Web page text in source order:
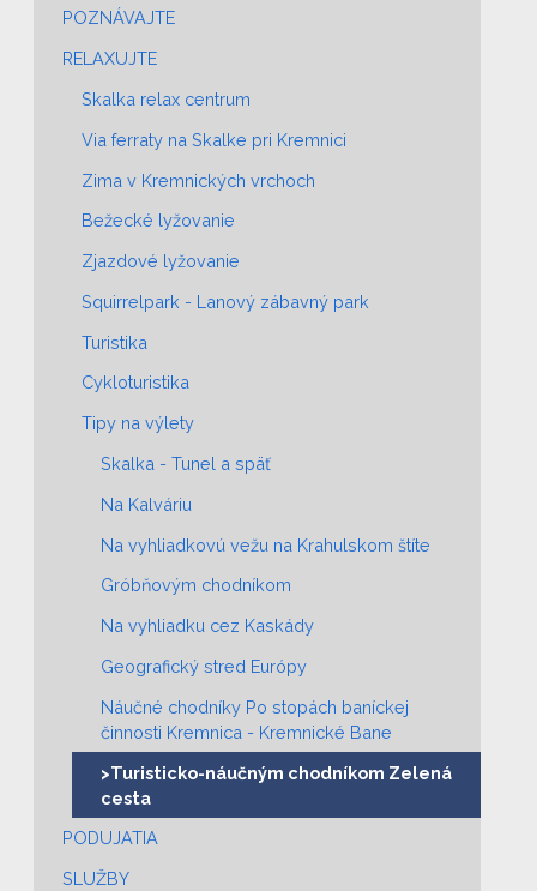
POZNÁVAJTE
RELAXUJTE
Skalka relax centrum
Via ferraty na Skalke pri Kremnici
Zima v Kremnických vrchoch
Bežecké lyžovanie
Zjazdové lyžovanie
Squirrelpark - Lanový zábavný park
Turistika
Cykloturistika
Tipy na výlety
Skalka - Tunel a späť
Na Kalváriu
Na vyhliadkovú vežu na Krahulskom štíte
Gróbňovým chodníkom
Na vyhliadku cez Kaskády
Geografický stred Európy
Náučné chodníky Po stopách baníckej
činnosti Kremnica - Kremnické Bane
>Turisticko-náučným chodníkom Zelená
cesta
PODUJATIA
SLUŽBY